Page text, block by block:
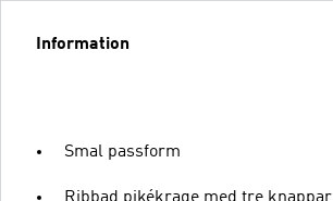
Information
Smal passform